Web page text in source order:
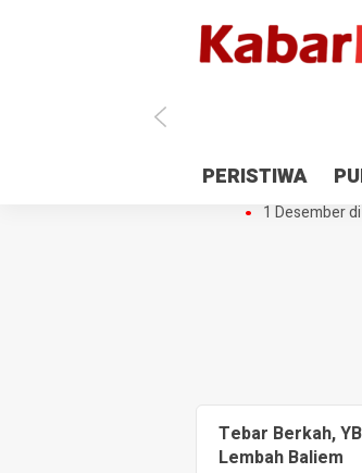
PERISTIWA
Antisipasi 1
Gedung
1 Desember
Tebar Berkah,
Lembah Baliem